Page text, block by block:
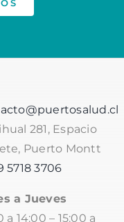
281, Espacio
Puerto Montt
5718 3706
a Jueves
a 14:00 – 15:00 a